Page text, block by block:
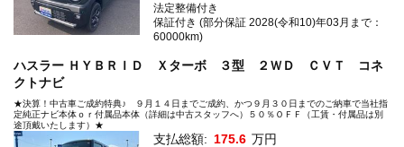
法定整備付き
保証付き (部分保証 2028(令和10)年03月まで：
60000km)
ハスラー ＨＹＢＲＩＤ Ｘターボ ３型 ２ＷＤ ＣＶＴ コネ
クトナビ
★決算！中古車ご成約特典♪ ９月１４日までご成約、かつ９月３０日までのご納車で当社指
定純正ナビ本体ｏｒ付属品本体（詳細は中古スタッフへ）５０％ＯＦＦ（工賃・付属品は別
途頂戴いたします）★
支払総額: 175.6 万円